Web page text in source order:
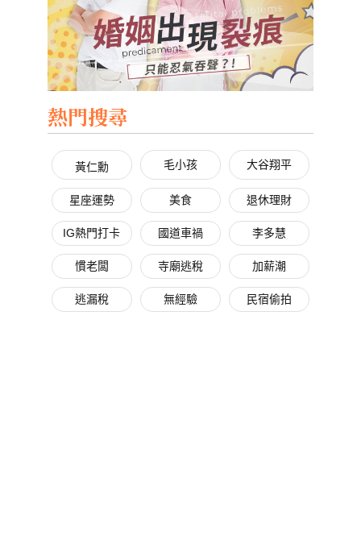
熱門搜尋
黃仁勳 毛小孩 大谷翔平
星座運勢 美食 退休理財
IG熱門打卡 國道車禍 李多慧
慣老闆 寺廟逃稅 加薪潮
逃漏稅 無經驗 民宿偷拍